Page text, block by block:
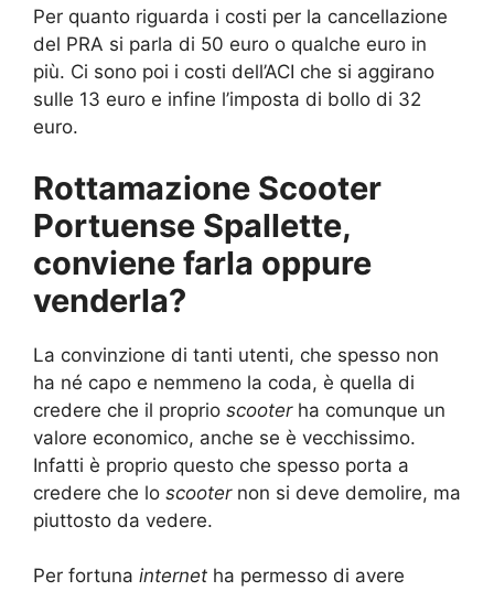
Per quanto riguarda i costi per la cancellazione
del PRA si parla di 50 euro o qualche euro in
più. Ci sono poi i costi dell’ACI che si aggirano
sulle 13 euro e infine l’imposta di bollo di 32
euro.
Rottamazione Scooter
Portuense Spallette,
conviene farla oppure
venderla?
La convinzione di tanti utenti, che spesso non
ha né capo e nemmeno la coda, è quella di
credere che il proprio scooterha comunque un
valore economico, anche se è vecchissimo.
Infatti è proprio questo che spesso porta a
credere che lo scooter non si deve demolire, ma
piuttosto da vedere.
Per fortuna internet ha permesso di avere